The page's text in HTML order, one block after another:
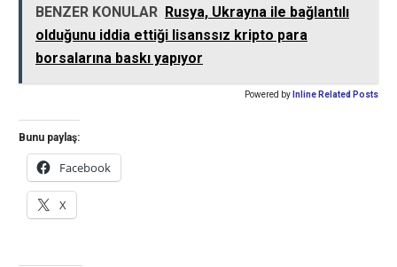
BENZER KONULAR Rusya, Ukrayna ile bağlantılı
olduğunu iddia ettiği lisanssız kripto para
borsalarına baskı yapıyor
Powered by Inline Related Posts
Bunu paylaş:
Facebook
X